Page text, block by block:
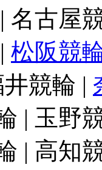
| 名古屋
| 松阪競
競輪 |
| 玉野
| 高知